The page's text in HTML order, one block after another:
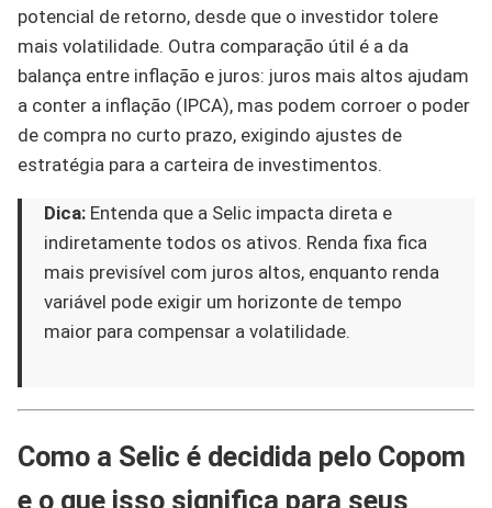
potencial de retorno, desde que o investidor tolere
mais volatilidade. Outra comparação útil é a da
balança entre inflação e juros: juros mais altos ajudam
a conter a inflação (IPCA), mas podem corroer o poder
de compra no curto prazo, exigindo ajustes de
estratégia para a carteira de investimentos.
Dica: Entenda que a Selic impacta direta e
indiretamente todos os ativos. Renda fixa fica
mais previsível com juros altos, enquanto renda
variável pode exigir um horizonte de tempo
maior para compensar a volatilidade.
Como a Selic é decidida pelo Copom
e o que isso significa para seus